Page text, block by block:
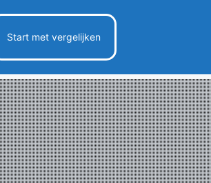
Start met vergelijken